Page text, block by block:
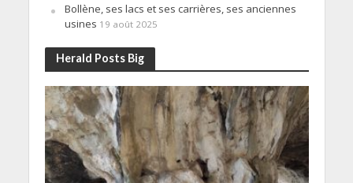
Bollène, ses lacs et ses carrières, ses anciennes
usines 19 août 2025
Herald Posts Big